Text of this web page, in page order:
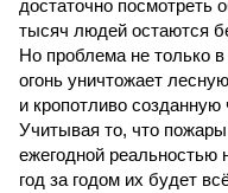
достаточно посмотреть
тысяч людей остаются
Но проблема не только
огонь уничтожает
и кропотливо
Учитывая то, что
ежегодной реальностью
год за годом их будет